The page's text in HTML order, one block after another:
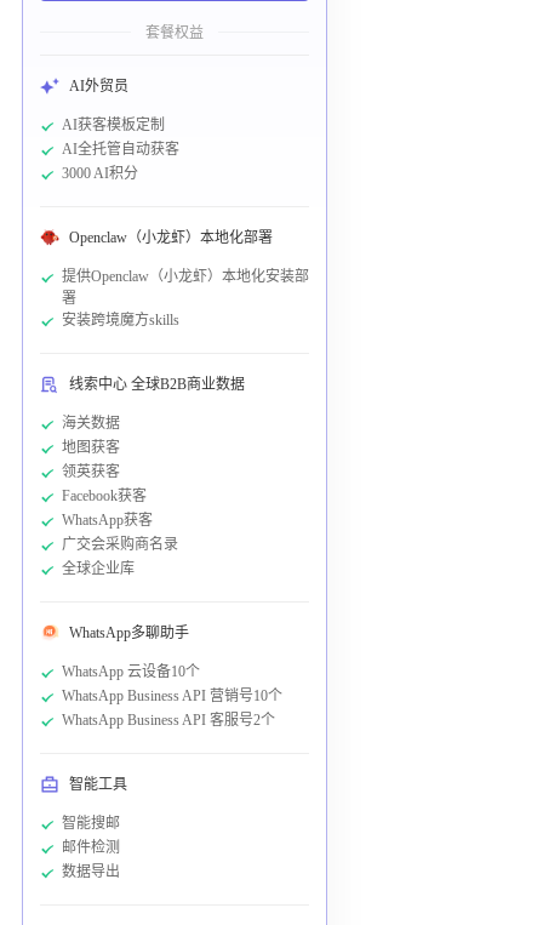
套餐权益
AI外贸员
AI获客模板定制
AI全托管自动获客
3000 AI积分
Openclaw（小龙虾）本地化部署
提供Openclaw（小龙虾）本地化安装部
署
安装跨境魔方skills
线索中心 全球B2B商业数据
海关数据
地图获客
领英获客
Facebook获客
WhatsApp获客
广交会采购商名录
全球企业库
WhatsApp多聊助手
WhatsApp 云设备10个
WhatsApp Business API 营销号10个
WhatsApp Business API 客服号2个
智能工具
智能搜邮
邮件检测
数据导出